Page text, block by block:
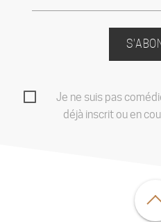
Je ne suis pas
déjà inscrit ou en